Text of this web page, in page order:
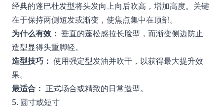
经典的蓬巴杜发型将头发向上向后吹高，增加高度。关键
在于保持两侧短发或渐变，使焦点集中在顶部。
为什么有效： 垂直的蓬松感拉长脸型，而渐变侧边防止
造型显得头重脚轻。
造型技巧： 使用强定型发油并吹干，以获得最大提升效
果。
最适合： 正式场合或精致的日常造型。
5. 圆寸或短寸